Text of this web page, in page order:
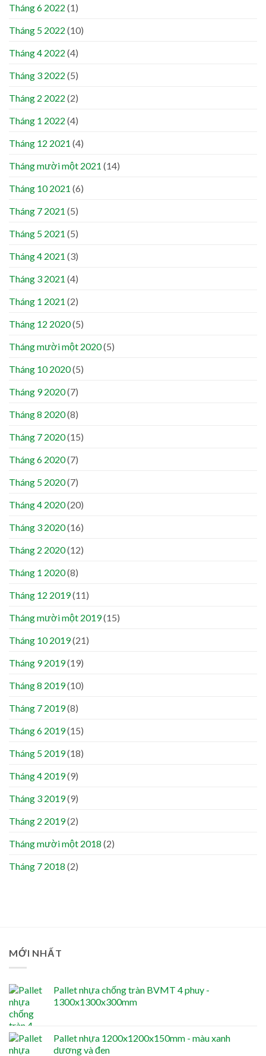
Tháng 6 2022 (1)
Tháng 5 2022 (10)
Tháng 4 2022 (4)
Tháng 3 2022 (5)
Tháng 2 2022 (2)
Tháng 1 2022 (4)
Tháng 12 2021 (4)
Tháng mười một 2021 (14)
Tháng 10 2021 (6)
Tháng 7 2021 (5)
Tháng 5 2021 (5)
Tháng 4 2021 (3)
Tháng 3 2021 (4)
Tháng 1 2021 (2)
Tháng 12 2020(5)
Tháng mười một 2020(5)
Tháng 10 2020(5)
Tháng 9 2020(7)
Tháng 8 2020(8)
Tháng 7 2020(15)
Tháng 6 2020(7)
Tháng 5 2020(7)
Tháng 4 2020(20)
Tháng 3 2020(16)
Tháng 2 2020(12)
Tháng 1 2020(8)
Tháng 12 2019(11)
Tháng mười một 2019(15)
Tháng 10 2019(21)
Tháng 9 2019(19)
Tháng 8 2019(10)
Tháng 7 2019(8)
Tháng 6 2019(15)
Tháng 5 2019(18)
Tháng 4 2019(9)
Tháng 3 2019(9)
Tháng 2 2019(2)
Tháng mười một 2018 (2)
Tháng 7 2018 (2)
MỚI NHẤT
Pallet nhựa chống tràn BVMT 4 phuy -
1300x1300x300mm
Pallet nhựa 1200x1200x150mm - màu xanh
dương và đen